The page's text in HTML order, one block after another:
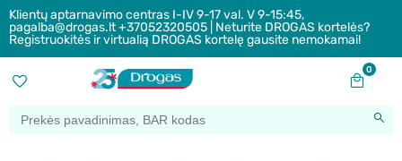
Klientų aptarnavimo centras I-IV 9-17 val. V 9-15:45,
pagalba@drogas.lt +37052320505 | Neturite DROGAS kortelės?
Registruokitės ir virtualią DROGAS kortelę gausite nemokamai!
0